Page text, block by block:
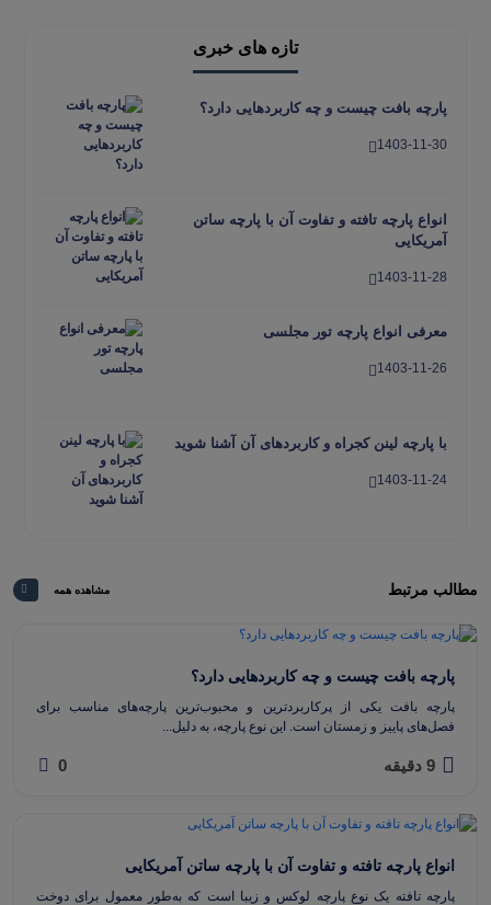
تازه های خبری
پارچه بافت چیست و چه کاربردهایی دارد؟
1403-11-30
انواع پارچه تافته و تفاوت آن با پارچه ساتن
آمریکایی
1403-11-28
معرفی انواع پارچه تور مجلسی
1403-11-26
با پارچه لینن کجراه و کاربردهای آن آشنا شوید
1403-11-24
مطالب مرتبط مشاهده همه
پارچه بافت چیست و چه کاربردهایی دارد؟
پارچه بافت یکی از پرکاربردترین و محبوب‌ترین پارچه‌های مناسب برای
فصل‌های پاییز و زمستان است. این نوع پارچه، به دلیل...
9 دقیقه 0
انواع پارچه تافته و تفاوت آن با پارچه ساتن آمریکایی
پارچه تافته یک نوع پارچه لوکس و زیبا است که به‌طور معمول برای دوخت